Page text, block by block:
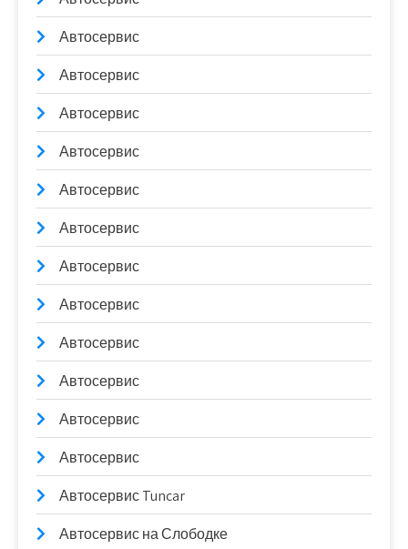
Автосервис
Автосервис
Автосервис
Автосервис
Автосервис
Автосервис
Автосервис
Автосервис
Автосервис
Автосервис
Автосервис
Автосервис
Автосервис Tuncar
Автосервис на Слободке